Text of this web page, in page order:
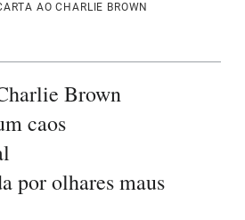
AO CHARLIE BROWN
Brown
caos
por olhares maus